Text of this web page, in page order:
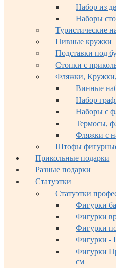
Набор из
Наборы
Туристические
Пивные кружки
Подставки под
Стопки с
Фляжки,
Винные
Набор
Наборы с
Термосы,
Фляжки с
Штофы
Прикольные подарки
Разные подарки
Статуэтки
Статуэтки
Фигурки
Фигурки
Фигурки
Фигурки -
Фигурки
см